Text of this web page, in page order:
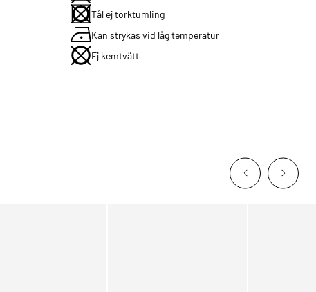
Tål ej torktumling
Kan strykas vid låg temperatur
Ej kemtvätt